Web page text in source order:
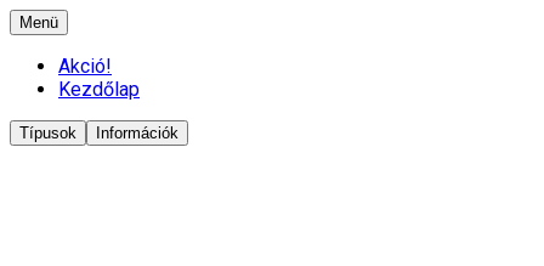
Menü
Akció!
Kezdőlap
Típusok Információk